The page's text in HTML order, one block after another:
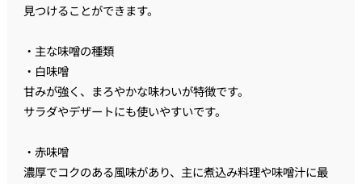
見つけることができます。
・主な味噌の種類
・白味噌
甘みが強く、まろやかな味わいが特徴です。
サラダやデザートにも使いやすいです。
・赤味噌
濃厚でコクのある風味があり、主に煮込み料理や味噌汁に最